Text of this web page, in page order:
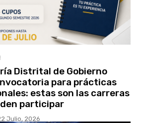
Distrital de Gobierno
para prácticas
estas son las carreras
participar
Julio, 2026